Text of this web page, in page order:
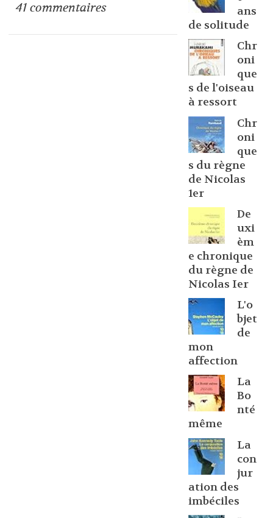
41 commentaires
ans
de solitude
Chr
oni
que
s de l'oiseau
à ressort
Chr
oni
que
s du règne
de Nicolas
1er
De
uxi
èm
e chronique
du règne de
Nicolas Ier
L'o
bjet
de
mon
affection
La
Bo
nté
même
La
con
jur
ation des
imbéciles